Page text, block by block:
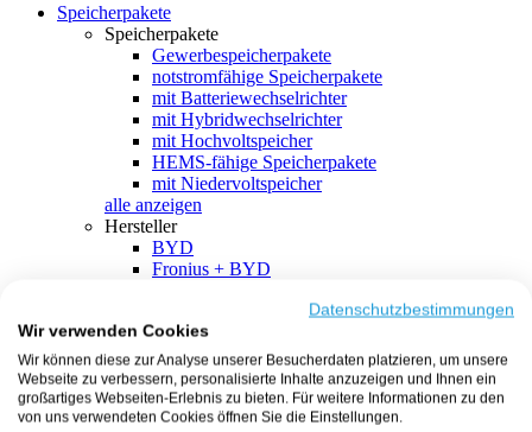
Speicherpakete
Speicherpakete
Gewerbespeicherpakete
notstromfähige Speicherpakete
mit Batteriewechselrichter
mit Hybridwechselrichter
mit Hochvoltspeicher
HEMS-fähige Speicherpakete
mit Niedervoltspeicher
alle anzeigen
Hersteller
BYD
Fronius + BYD
SMA + BYD
EcoFlow
EcoFlow + EcoFlow
FENECON
FENECON + FENECON
Datenschutzbestimmungen
Wir verwenden Cookies
Wir können diese zur Analyse unserer Besucherdaten platzieren, um unsere
Webseite zu verbessern, personalisierte Inhalte anzuzeigen und Ihnen ein
großartiges Webseiten-Erlebnis zu bieten. Für weitere Informationen zu den
von uns verwendeten Cookies öffnen Sie die Einstellungen.